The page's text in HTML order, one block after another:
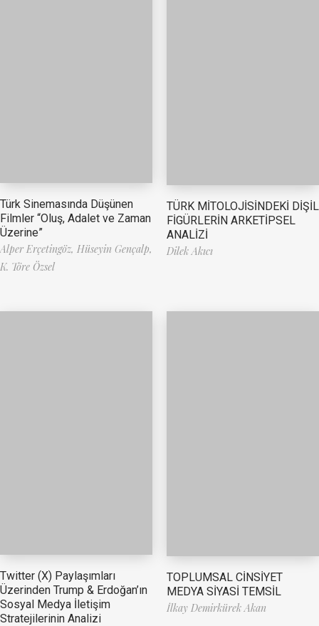
Türk Sinemasında Düşünen
Filmler “Oluş, Adalet ve Zaman
Üzerine”
Alper Erçetingöz, Hüseyin Gençalp,
K. Töre Özsel
TÜRK MİTOLOJİSİNDEKİ DİŞİL
FİGÜRLERİN ARKETİPSEL
ANALİZİ
Dilek Akıcı
Twitter (X) Paylaşımları
Üzerinden Trump & Erdoğan’ın
Sosyal Medya İletişim
Stratejilerinin Analizi
TOPLUMSAL CİNSİYET
MEDYA SİYASİ TEMSİL
İlkay Demirkürek Akan